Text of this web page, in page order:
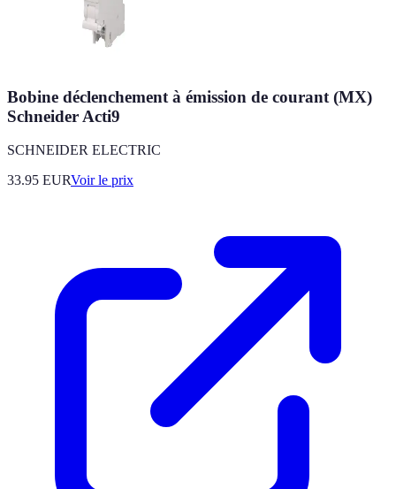
Bobine déclenchement à émission de courant (MX)
Schneider Acti9
SCHNEIDER ELECTRIC
33.95 EURVoir le prix